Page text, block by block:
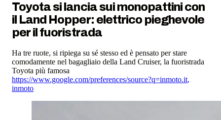
Toyota si lancia sui monopattini con
il Land Hopper: elettrico pieghevole
per il fuoristrada
Ha tre ruote, si ripiega su sé stesso ed è pensato per stare
comodamente nel bagagliaio della Land Cruiser, la fuoristrada
Toyota più famosa
https://www.google.com/preferences/source?q=inmoto.it,
inmoto